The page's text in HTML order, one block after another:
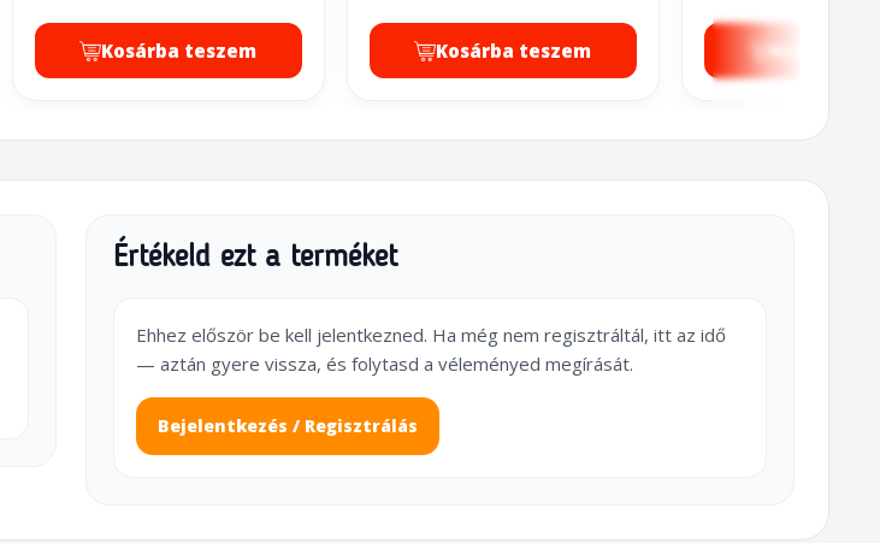
Kosárba teszem Kosárba teszem Kosárba
Értékeld ezt a terméket
Ehhez először be kell jelentkezned. Ha még nem regisztráltál, itt az idő
— aztán gyere vissza, és folytasd a véleményed megírását.
Bejelentkezés / Regisztrálás